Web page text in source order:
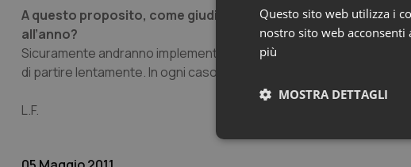
A questo proposito, come giudica il fatto che per la
all’anno?
Sicuramente andranno implementati, certo è che sono solo due
di partire lentamente. In ogni caso in questi anni la medicina interna
L.F.
Questo sito web utilizza i
nostro sito web
più
MOSTRA DETTAGLI
Necessari